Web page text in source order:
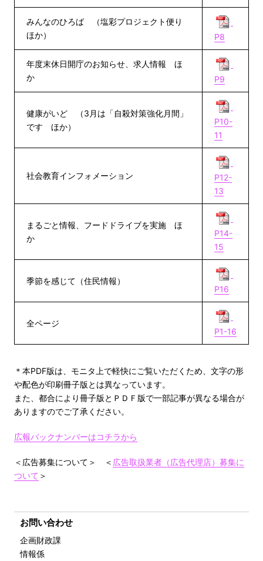
みんなのひろば （塩彩プロジェクト便り
ほか）
P8
年度末休日開庁のお知らせ、求人情報 ほ
か
P9
健康がいど （3月は「自殺対策強化月間」
です ほか）
P10-
11
社会教育インフォメーション
P12-
13
まるごと情報、フードドライブを実施 ほ
か
P14-
15
季節を感じて（住民情報）
P16
全ページ
P1-16
＊本PDF版は、モニタ上で軽快にご覧いただくため、文字の形
や配色が印刷冊子版とは異なっています。
また、都合により冊子版とＰＤＦ版で一部記事が異なる場合が
ありますのでご了承ください。
広報バックナンバーはコチラから
＜広告募集について＞ ＜ 広告取扱業者（広告代理店）募集に
ついて ＞
お問い合わせ
企画財政課
情報係